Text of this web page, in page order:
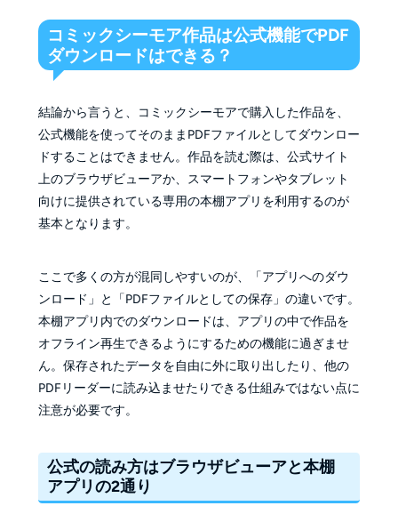
コミックシーモア作品は公式機能でPDF
ダウンロードはできる？
結論から言うと、コミックシーモアで購入した作品を、
公式機能を使ってそのままPDFファイルとしてダウンロー
ドすることはできません。作品を読む際は、公式サイト
上のブラウザビューアか、スマートフォンやタブレット
向けに提供されている専用の本棚アプリを利用するのが
基本となります。
ここで多くの方が混同しやすいのが、「アプリへのダウ
ンロード」と「PDFファイルとしての保存」の違いです。
本棚アプリ内でのダウンロードは、アプリの中で作品を
オフライン再生できるようにするための機能に過ぎませ
ん。保存されたデータを自由に外に取り出したり、他の
PDFリーダーに読み込ませたりできる仕組みではない点に
注意が必要です。
公式の読み方はブラウザビューアと本棚
アプリの2通り